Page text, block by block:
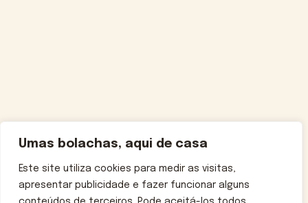
Umas bolachas, aqui de casa
Este site utiliza cookies para medir as visitas,
apresentar publicidade e fazer funcionar alguns